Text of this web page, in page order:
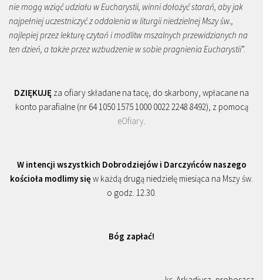
nie mogą wziąć udziału w Eucharystii, winni dołożyć starań, aby jak
najpełniej uczestniczyć z oddalenia w liturgii niedzielnej Mszy św.,
najlepiej przez lekturę czytań i modlitw mszalnych przewidzianych na
ten dzień, a także przez wzbudzenie w sobie pragnienia Eucharystii”.
DZIĘKUJĘ za ofiary składane na tacę, do skarbony, wpłacane na
konto parafialne (nr 64 1050 1575 1000 0022 2248 8492), z pomocą
eOfiary
W intencji wszystkich Dobrodziejów i Darczyńców naszego
kościoła modlimy się w każdą drugą niedzielę miesiąca na Mszy św.
o godz. 12.30.
Bóg zapłać!